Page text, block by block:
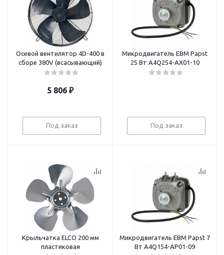
Осевой вентилятор 4D-400 в
сборе 380V (всасывающий)
5 806 ₽
Под заказ
Микродвигатель EBM Papst
25 Вт A4Q254-AX01-10
Под заказ
Крыльчатка ELCO 200 мм
пластиковая
Микродвигатель EBM Papst 7
Вт А4Q154-AP01-09